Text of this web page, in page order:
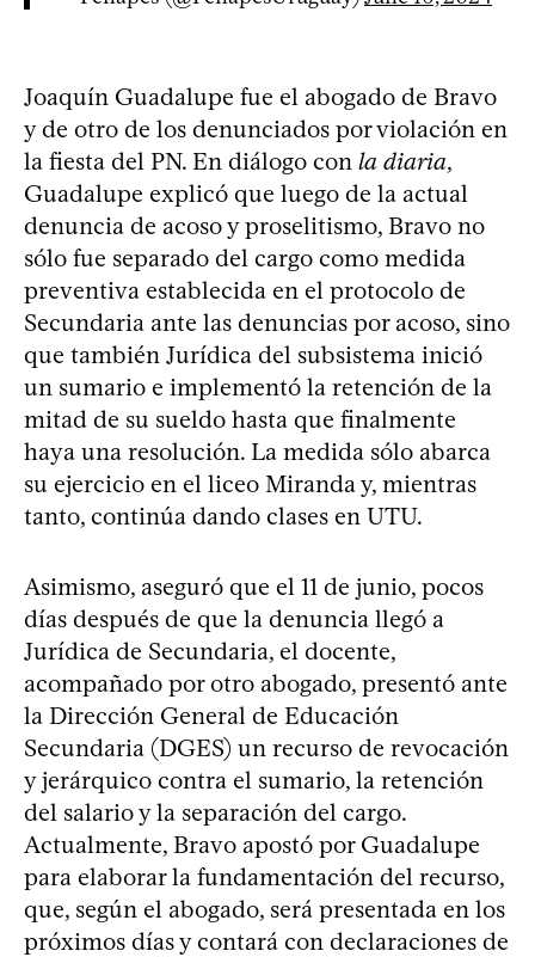
Joaquín Guadalupe fue el abogado de Bravo
y de otro de los denunciados por violación en
la fiesta del PN. En diálogo con la diaria,
Guadalupe explicó que luego de la actual
denuncia de acoso y proselitismo, Bravo no
sólo fue separado del cargo como medida
preventiva establecida en el protocolo de
Secundaria ante las denuncias por acoso, sino
que también Jurídica del subsistema inició
un sumario e implementó la retención de la
mitad de su sueldo hasta que finalmente
haya una resolución. La medida sólo abarca
su ejercicio en el liceo Miranda y, mientras
tanto, continúa dando clases en UTU.
Asimismo, aseguró que el 11 de junio, pocos
días después de que la denuncia llegó a
Jurídica de Secundaria, el docente,
acompañado por otro abogado, presentó ante
la Dirección General de Educación
Secundaria (DGES) un recurso de revocación
y jerárquico contra el sumario, la retención
del salario y la separación del cargo.
Actualmente, Bravo apostó por Guadalupe
para elaborar la fundamentación del recurso,
que, según el abogado, será presentada en los
próximos días y contará con declaraciones de